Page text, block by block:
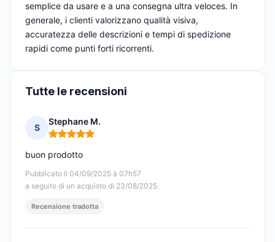
semplice da usare e a una consegna ultra veloces. In
generale, i clienti valorizzano qualità visiva,
accuratezza delle descrizioni e tempi di spedizione
rapidi come punti forti ricorrenti.
Tutte le recensioni
S
Stephane M.
Nota: 5 su 5
Pubblicato il 04/09/2025 à 07h57
a seguito di un acquisto di 23/08/2025
buon prodotto
Recensione tradotta